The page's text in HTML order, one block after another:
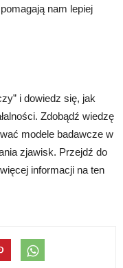
nam lepiej
i dowiedz się, jak
Zdobądź wiedzę
modele badawcze w
zjawisk. Przejdź do
informacji na ten